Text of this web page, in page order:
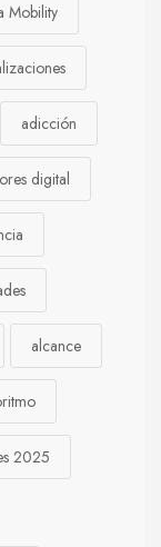
Mobility
adicción
digital
alcance
2025